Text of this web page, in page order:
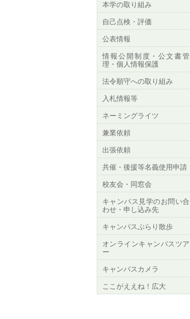
本学の取り組み
自己点検・評価
公表情報
情報公開制度・公文書管
理・個人情報保護
法令順守への取り組み
入札情報等
ネーミングライツ
兼業依頼
出張依頼
共催・後援等名義使用申請
校友会・同窓会
キャンパス見学のお問い合
わせ・申し込み先
キャンパスぶらり散歩
オンラインキャンパスツア
ー
キャンパスカメラ
ここがええね！広大